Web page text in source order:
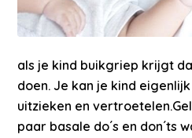
als je kind buikgriep krijgt
doen. Je kan je kind
uitzieken en
paar basale do´s en don´ts